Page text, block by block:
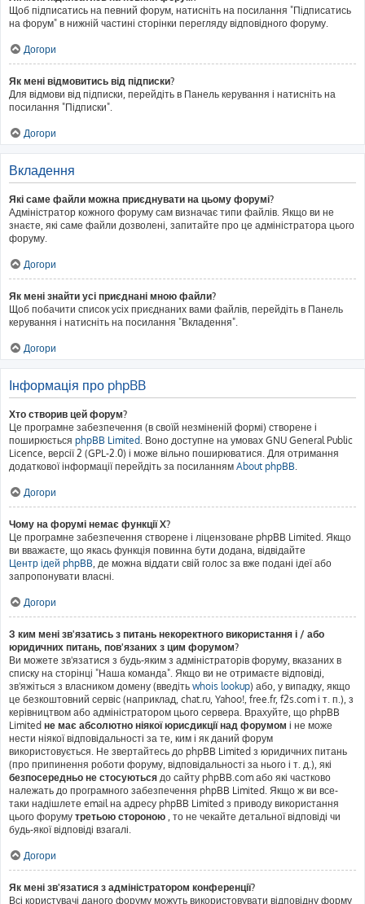
Щоб підписатись на певний форум, натисніть на посилання "Підписатись
на форум" в нижній частині сторінки перегляду відповідного форуму.
Догори
Як мені відмовитись від підписки?
Для відмови від підписки, перейдіть в Панель керування і натисніть на
посилання "Підписки".
Догори
Вкладення
Які саме файли можна приєднувати на цьому форумі?
Адміністратор кожного форуму сам визначає типи файлів. Якщо ви не
знаєте, які саме файли дозволені, запитайте про це адміністратора цього
форуму.
Догори
Як мені знайти усі приєднані мною файли?
Щоб побачити список усіх приєднаних вами файлів, перейдіть в Панель
керування і натисніть на посилання "Вкладення".
Догори
Інформація про phpBB
Хто створив цей форум?
Це програмне забезпечення (в своїй незміненій формі) створене і
поширюється phpBB Limited. Воно доступне на умовах GNU General Public
Licence, версії 2 (GPL-2.0) і може вільно поширюватися. Для отримання
додаткової інформації перейдіть за посиланням About phpBB.
Догори
Чому на форумі немає функції X?
Це програмне забезпечення створене і ліцензоване phpBB Limited. Якщо
ви вважаєте, що якась функція повинна бути додана, відвідайте
Центр ідей phpBB, де можна віддати свій голос за вже подані ідеї або
запропонувати власні.
Догори
З ким мені зв'язатись з питань некоректного використання і / або
юридичних питань, пов'язаних з цим форумом?
Ви можете зв'язатися з будь-яким з адміністраторів форуму, вказаних в
списку на сторінці "Наша команда". Якщо ви не отримаєте відповіді,
зв'яжіться з власником домену (введіть whois lookup) або, у випадку, якщо
це безкоштовний сервіс (наприклад, chat.ru, Yahoo!, free.fr, f2s.com і т. п.), з
керівництвом або адміністратором цього сервера. Врахуйте, що phpBB
Limited не має абсолютно ніякої юрисдикції над форумом і не може
нести ніякої відповідальності за те, ким і як даний форум
використовується. Не звертайтесь до phpBB Limited з юридичних питань
(про припинення роботи форуму, відповідальності за нього і т. д.), які
безпосередньо не стосуються до сайту phpBB.com або які частково
належать до програмного забезпечення phpBB Limited. Якщо ж ви все-
таки надішлете email на адресу phpBB Limited з приводу використання
цього форуму третьою стороною , то не чекайте детальної відповіді чи
будь-якої відповіді взагалі.
Догори
Як мені зв'язатися з адміністратором конференції?
Всі користувачі даного форуму можуть використовувати відповідну форму